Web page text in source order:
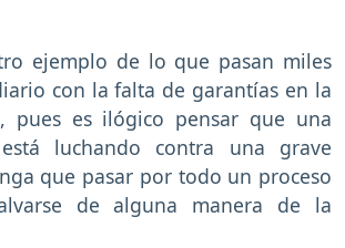
ejemplo de lo que pasan miles
con la falta de garantías en la
pues es ilógico pensar que una
luchando contra una grave
que pasar por todo un proceso
de alguna manera de la